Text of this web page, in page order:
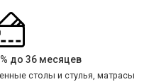
до 36 месяцев
столы и стулья, матрасы